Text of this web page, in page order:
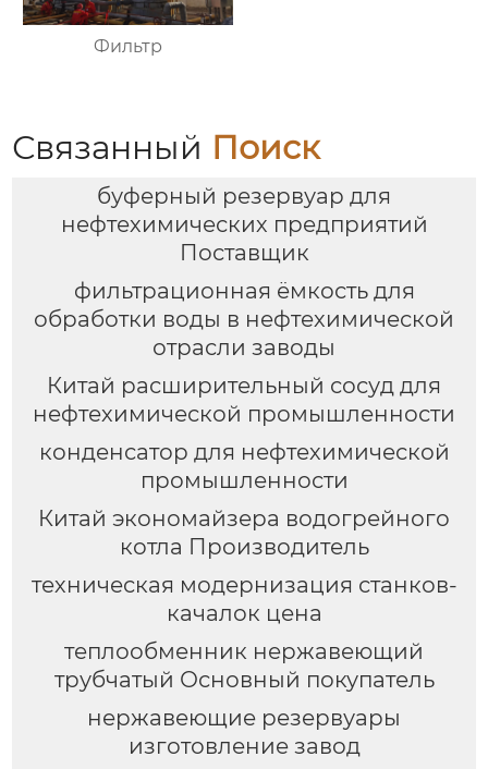
Фильтр
Связанный Поиск
буферный резервуар для
нефтехимических предприятий
Поставщик
фильтрационная ёмкость для
обработки воды в нефтехимической
отрасли заводы
Китай расширительный сосуд для
нефтехимической промышленности
конденсатор для нефтехимической
промышленности
Китай экономайзера водогрейного
котла Производитель
техническая модернизация станков-
качалок цена
теплообменник нержавеющий
трубчатый Основный покупатель
нержавеющие резервуары
изготовление завод